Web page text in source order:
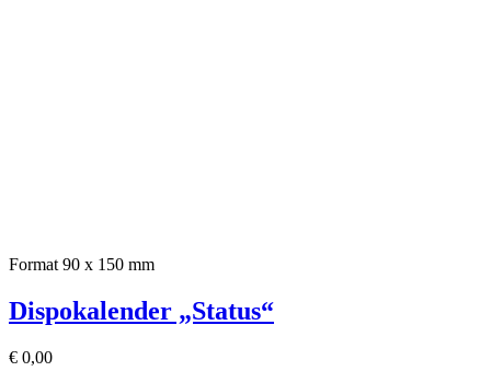
Format 90 x 150 mm
Dispokalender „Status“
€ 0,00